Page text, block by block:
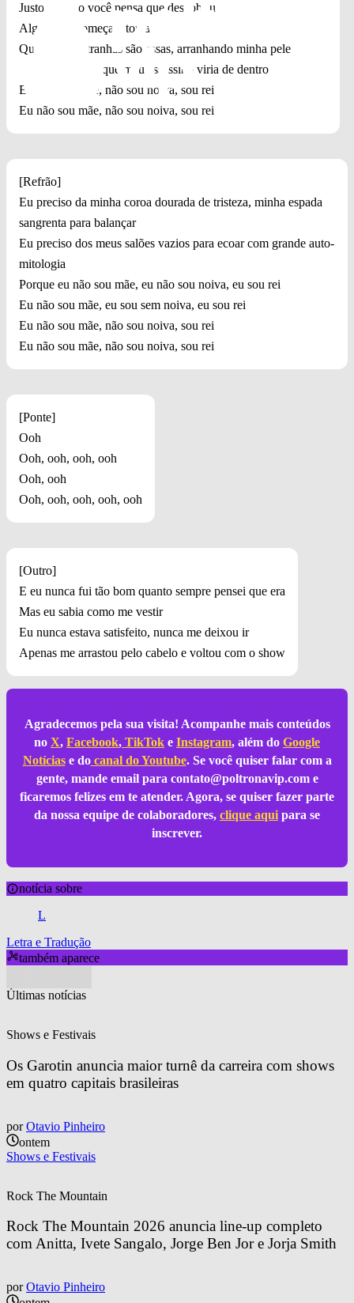
Justo quando você pensa que descobriu
Algo novo começa a tomar
Que garras estranhas são essas, arranhando minha pele
Eu nunca soube que meu assassino viria de dentro
Eu não sou mãe, não sou noiva, sou rei
Eu não sou mãe, não sou noiva, sou rei
[Refrão]
Eu preciso da minha coroa dourada de tristeza, minha espada
sangrenta para balançar
Eu preciso dos meus salões vazios para ecoar com grande auto-
mitologia
Porque eu não sou mãe, eu não sou noiva, eu sou rei
Eu não sou mãe, eu sou sem noiva, eu sou rei
Eu não sou mãe, não sou noiva, sou rei
Eu não sou mãe, não sou noiva, sou rei
[Ponte]
Ooh
Ooh, ooh, ooh, ooh
Ooh, ooh
Ooh, ooh, ooh, ooh, ooh
[Outro]
E eu nunca fui tão bom quanto sempre pensei que era
Mas eu sabia como me vestir
Eu nunca estava satisfeito, nunca me deixou ir
Apenas me arrastou pelo cabelo e voltou com o show
Agradecemos pela sua visita! Acompanhe mais conteúdos
no X, Facebook, TikTok e Instagram, além do Google
Notíciase docanal do Youtube. Se você quiser falar com a
gente, mande email para contato@poltronavip.come
ficaremos felizes em te atender. Agora, se quiser fazer parte
da nossa equipe de colaboradores, clique aqui para se
inscrever.
notícia sobre
L
Letra e Tradução
também aparece
Últimas notícias
Shows e Festivais
Os Garotin anuncia maior turnê da carreira com shows
em quatro capitais brasileiras
por Otavio Pinheiro
ontem
Shows e Festivais
Rock The Mountain
Rock The Mountain 2026 anuncia line-up completo
com Anitta, Ivete Sangalo, Jorge Ben Jor e Jorja Smith
por Otavio Pinheiro